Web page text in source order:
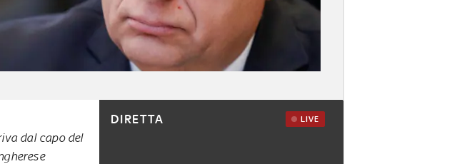
dal capo del
DIRETTA LIVE